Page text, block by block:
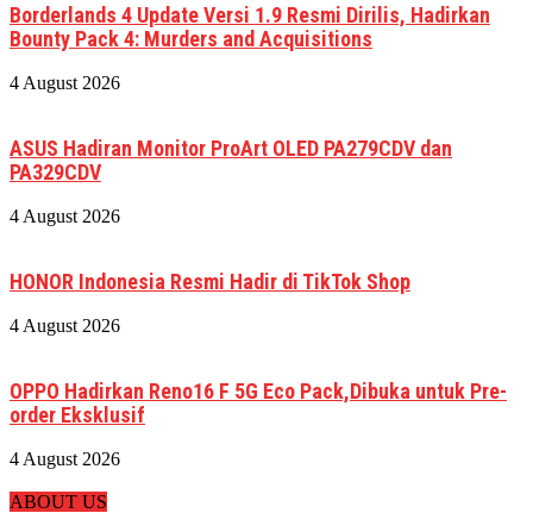
Borderlands 4 Update Versi 1.9 Resmi Dirilis, Hadirkan
Bounty Pack 4: Murders and Acquisitions
4 August 2026
ASUS Hadiran Monitor ProArt OLED PA279CDV dan
PA329CDV
4 August 2026
HONOR Indonesia Resmi Hadir di TikTok Shop
4 August 2026
OPPO Hadirkan Reno16 F 5G Eco Pack,Dibuka untuk Pre-
order Eksklusif
4 August 2026
ABOUT US